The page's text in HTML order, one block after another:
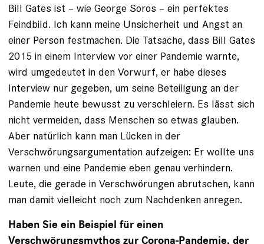
Bill Gates ist – wie George Soros – ein perfektes
Feindbild. Ich kann meine Unsicherheit und Angst an
einer Person festmachen. Die Tatsache, dass Bill Gates
2015 in einem Interview vor einer Pandemie warnte,
wird umgedeutet in den Vorwurf, er habe dieses
Interview nur gegeben, um seine Beteiligung an der
Pandemie heute bewusst zu verschleiern. Es lässt sich
nicht vermeiden, dass Menschen so etwas glauben.
Aber natürlich kann man Lücken in der
Verschwörungsargumentation aufzeigen: Er wollte uns
warnen und eine Pandemie eben genau verhindern.
Leute, die gerade in Verschwörungen abrutschen, kann
man damit vielleicht noch zum Nachdenken anregen.
Haben Sie ein Beispiel für einen
Verschwörungsmythos zur Corona-Pandemie, der